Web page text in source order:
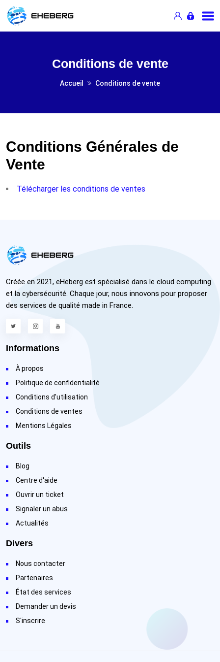
Conditions de vente
Accueil Conditions de vente
Conditions Générales de
Vente
Télécharger les conditions de ventes
Créée en 2021, eHeberg est spécialisé dans le cloud computing
et la cybersécurité. Chaque jour, nous innovons pour proposer
des services de qualité made in France.
Informations
À propos
Politique de confidentialité
Conditions d'utilisation
Conditions de ventes
Mentions Légales
Outils
Blog
Centre d'aide
Ouvrir un ticket
Signaler un abus
Actualités
Divers
Nous contacter
Partenaires
État des services
Demander un devis
S'inscrire